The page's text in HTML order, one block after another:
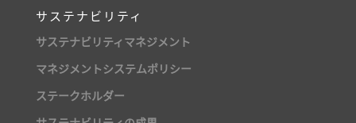
サステナビリティ
サステナビリティマネジメント
マネジメントシステムポリシー
ステークホルダー